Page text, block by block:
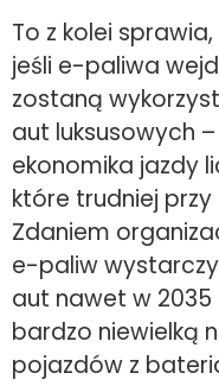
To z kolei
jeśli e-paliwa
zostaną
aut luksusowych
ekonomika jazdy
które trudniej
Zdaniem
e-paliw
aut nawet w 2035
bardzo niewielką
pojazdów z